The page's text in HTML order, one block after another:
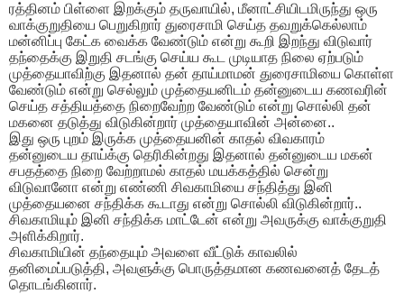
ரத்தினம் பிள்ளை இறக்கும் தருவாயில், மீனாட்சியிடமிருந்து ஒரு
வாக்குறுதியை பெறுகிறார் துரைசாமி செய்த தவறுக்கெல்லாம்
மன்னிப்பு கேட்க வைக்க வேண்டும் என்று கூறி இறந்து விடுவார்
தந்தைக்கு இறுதி சடங்கு செய்ய கூட முடியாத நிலை ஏற்படும்
முத்தையாவிற்கு இதனால் தன் தாய்மாமன் துரைசாமியை கொள்ள
வேண்டும் என்று செல்லும் முத்தையனிடம் தன்னுடைய கணவரின்
செய்த சத்தியத்தை நிறைவேற்ற வேண்டும் என்று சொல்லி தன்
மகனை தடுத்து விடுகின்றார் முத்தையாவின் அன்னை..
இது ஒரு புறம் இருக்க முத்தையனின் காதல் விவகாரம்
தன்னுடைய தாய்க்கு தெரிகின்றது இதனால் தன்னுடைய மகன்
சபதத்தை நிறை வேற்றாமல் காதல் மயக்கத்தில் சென்று
விடுவானோ என்று எண்ணி சிவகாமியை சந்தித்து இனி
முத்தையனை சந்திக்க கூடாது என்று சொல்லி விடுகின்றார்..
சிவகாமியும் இனி சந்திக்க மாட்டேன் என்று அவருக்கு வாக்குறுதி
அளிக்கிறார்.
சிவகாமியின் தந்தையும் அவளை வீட்டுக் காவலில்
தனிமைப்படுத்தி, அவளுக்கு பொருத்தமான கணவனைத் தேடத்
தொடங்கினார்.